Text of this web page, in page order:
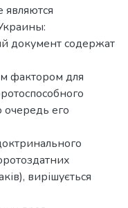
являются
документ содержат
фактором для
очередь его
вирішується